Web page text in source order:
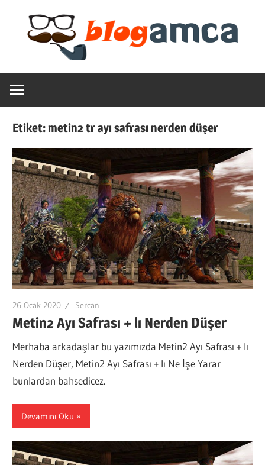
content
Blogamca
2025
Haber,
Blogların
Amcası
Etiket:metin2 tr ayı safrası nerden düşer
26 Ocak 2020 Sercan
Metin2 Ayı Safrası + lı Nerden Düşer
Merhaba arkadaşlar bu yazımızda Metin2 Ayı Safrası + lı
Nerden Düşer, Metin2 Ayı Safrası + lı Ne İşe Yarar
bunlardan bahsedicez.
Devamını Oku